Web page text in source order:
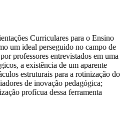
Curriculares para o Ensino
um ideal perseguido no campo de
professores entrevistados em uma
a existência de um aparente
estruturais para a rotinização do
de inovação pedagógica;
profícua dessa ferramenta